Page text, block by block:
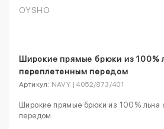
OYSHO
Широкие прямые брюки из 100%
переплетенным передом
Артикул: NAVY | 4052/873/401
Широкие прямые брюки из 100% льна
передом